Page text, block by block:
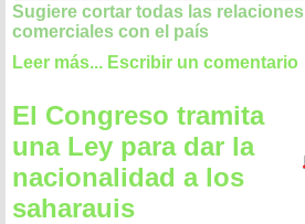
Sugiere cortar todas las relaciones
comerciales con el país
Leer más... Escribir un comentario
El Congreso tramita
una Ley para dar la
nacionalidad a los
saharauis